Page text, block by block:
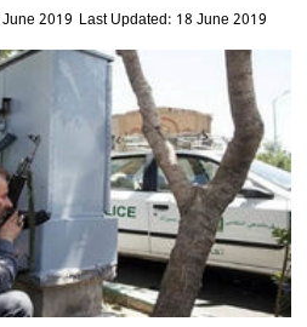
2019 Last Updated: 18 June 2019